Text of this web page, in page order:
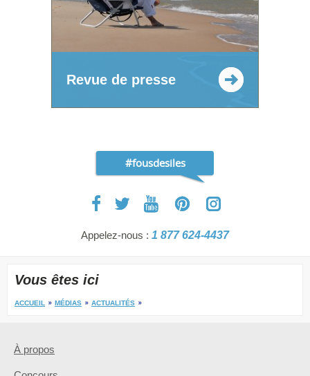
Revue de presse
#fousdesiles
Appelez-nous : 1 877 624-4437
Vous êtes ici
ACCUEIL MÉDIAS ACTUALITÉS
À propos